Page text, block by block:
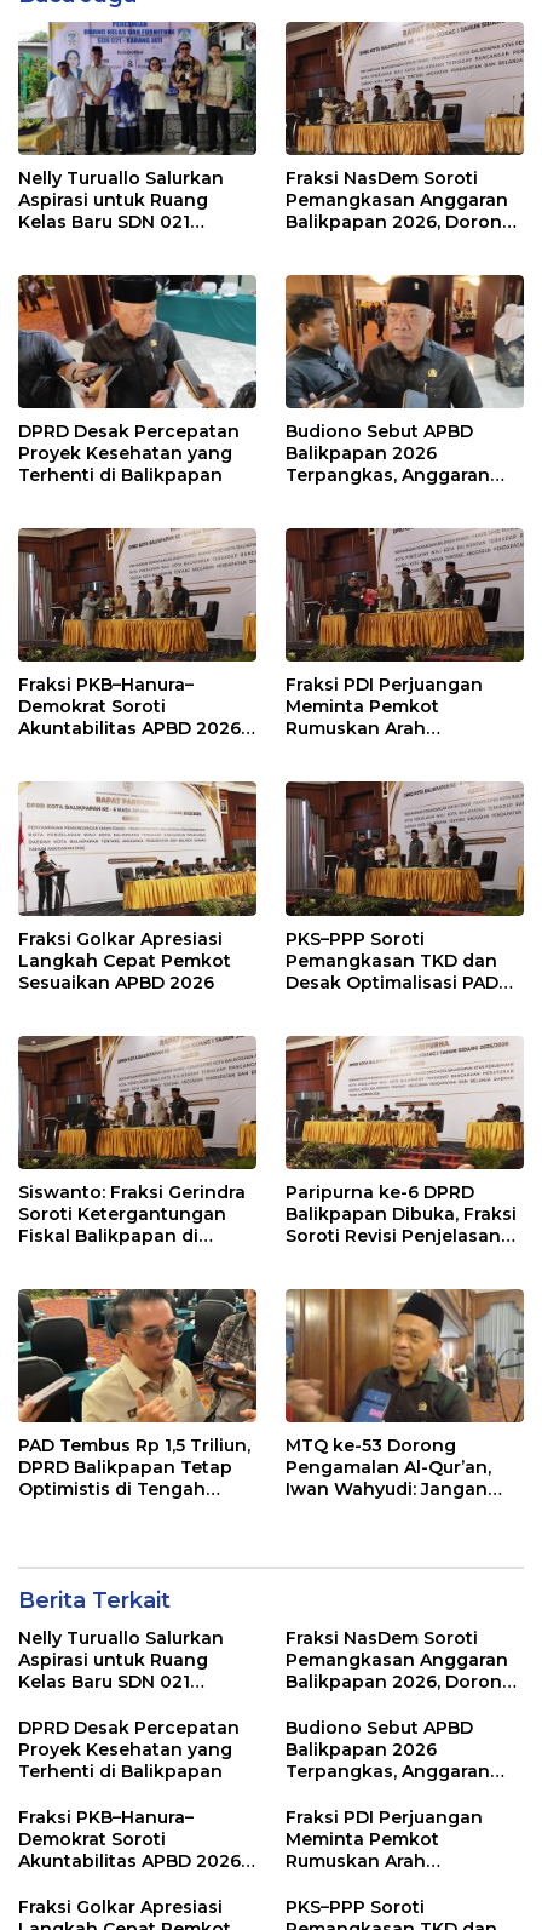
Nelly Turuallo Salurkan
Aspirasi untuk Ruang
Kelas Baru SDN 021
Fraksi NasDem Soroti
Pemangkasan Anggaran
Balikpapan 2026, Dorong
DPRD Desak Percepatan
Proyek Kesehatan yang
Terhenti di Balikpapan
Budiono Sebut APBD
Balikpapan 2026
Terpangkas, Anggaran
Fraksi PKB–Hanura–
Demokrat Soroti
Akuntabilitas APBD 2026
Modal
Fraksi PDI Perjuangan
Meminta Pemkot
Rumuskan Arah
Penyangga IKN
Fraksi Golkar Apresiasi
Langkah Cepat Pemkot
Sesuaikan APBD 2026
PKS–PPP Soroti
Pemangkasan TKD dan
Desak Optimalisasi PAD
Siswanto: Fraksi Gerindra
Soroti Ketergantungan
Fiskal Balikpapan di
Paripurna ke-6 DPRD
Balikpapan Dibuka, Fraksi
Soroti Revisi Penjelasan
PAD Tembus Rp 1,5 Triliun,
DPRD Balikpapan Tetap
Optimistis di Tengah
MTQ ke-53 Dorong
Pengamalan Al-Qur’an,
Iwan Wahyudi: Jangan
Berita Terkait
Nelly Turuallo Salurkan
Aspirasi untuk Ruang
Kelas Baru SDN 021
Fraksi NasDem Soroti
Pemangkasan Anggaran
Balikpapan 2026, Dorong
Publik
DPRD Desak Percepatan
Proyek Kesehatan yang
Terhenti di Balikpapan
Budiono Sebut APBD
Balikpapan 2026
Terpangkas, Anggaran
Fraksi PKB–Hanura–
Demokrat Soroti
Akuntabilitas APBD 2026
Pengawasan Belanja
Fraksi PDI Perjuangan
Meminta Pemkot
Rumuskan Arah
Terukur sebagai
Fraksi Golkar Apresiasi
PKS–PPP Soroti